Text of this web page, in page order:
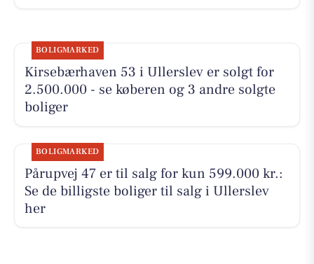
BOLIGMARKED
Kirsebærhaven 53 i Ullerslev er solgt for
2.500.000 - se køberen og 3 andre solgte
boliger
BOLIGMARKED
Pårupvej 47 er til salg for kun 599.000 kr.:
Se de billigste boliger til salg i Ullerslev
her